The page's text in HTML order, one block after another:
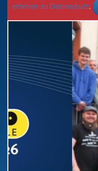
erfahren zu Datenschutz.